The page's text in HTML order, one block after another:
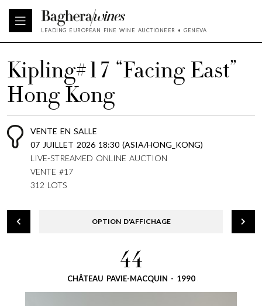
LEADING EUROPEAN FINE WINE AUCTIONEER • GENEVA
Kipling#17 “Facing East”
Hong Kong
VENTE EN SALLE
07 JUILLET 2026 18:30 (ASIA/HONG_KONG)
LIVE-STREAMED ONLINE AUCTION
VENTE #17
312 LOTS
OPTION D'AFFICHAGE
44
CHÂTEAU PAVIE-MACQUIN - 1990